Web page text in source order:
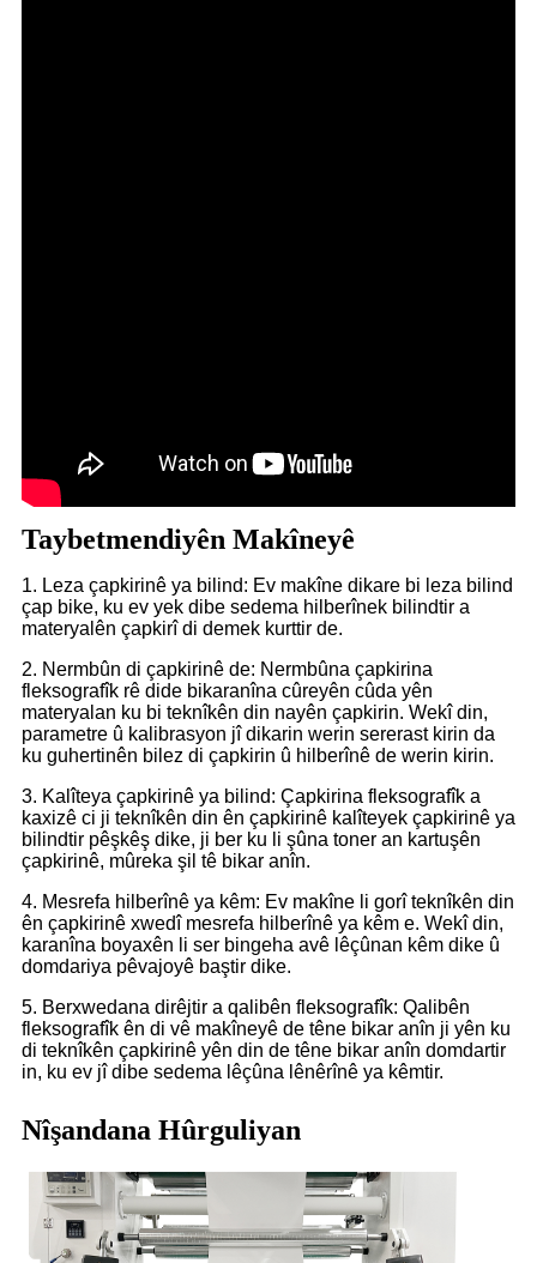
Taybetmendiyên Makîneyê
1. Leza çapkirinê ya bilind: Ev makîne dikare bi leza bilind
çap bike, ku ev yek dibe sedema hilberînek bilindtir a
materyalên çapkirî di demek kurttir de.
2. Nermbûn di çapkirinê de: Nermbûna çapkirina
fleksografîk rê dide bikaranîna cûreyên cûda yên
materyalan ku bi teknîkên din nayên çapkirin. Wekî din,
parametre û kalibrasyon jî dikarin werin sererast kirin da
ku guhertinên bilez di çapkirin û hilberînê de werin kirin.
3. Kalîteya çapkirinê ya bilind: Çapkirina fleksografîk a
kaxizê ci ji teknîkên din ên çapkirinê kalîteyek çapkirinê ya
bilindtir pêşkêş dike, ji ber ku li şûna toner an kartuşên
çapkirinê, mûreka şil tê bikar anîn.
4. Mesrefa hilberînê ya kêm: Ev makîne li gorî teknîkên din
ên çapkirinê xwedî mesrefa hilberînê ya kêm e. Wekî din,
karanîna boyaxên li ser bingeha avê lêçûnan kêm dike û
domdariya pêvajoyê baştir dike.
5. Berxwedana dirêjtir a qalibên fleksografîk: Qalibên
fleksografîk ên di vê makîneyê de têne bikar anîn ji yên ku
di teknîkên çapkirinê yên din de têne bikar anîn domdartir
in, ku ev jî dibe sedema lêçûna lênêrînê ya kêmtir.
Nîşandana Hûrguliyan